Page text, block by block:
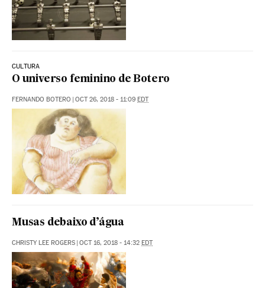
CULTURA
O universo feminino de Botero
FERNANDO BOTERO | OCT 26, 2018 - 11:09 EDT
Musas debaixo d’água
CHRISTY LEE ROGERS | OCT 16, 2018 - 14:32 EDT